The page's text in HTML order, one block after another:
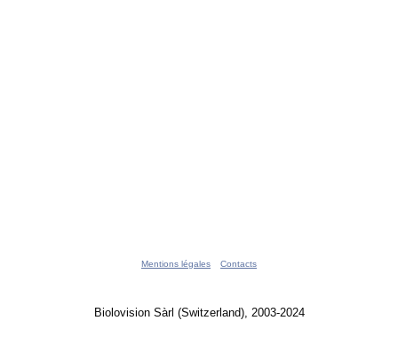
Mentions légales Contacts
Biolovision Sàrl (Switzerland), 2003-2024